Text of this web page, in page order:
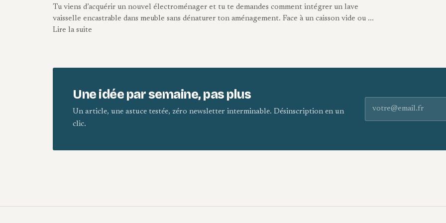
Tu viens d’acquérir un nouvel électroménager et tu te demandes comment intégrer un lave
vaisselle encastrable dans meuble sans dénaturer ton aménagement. Face à un caisson vide ou ...
Lire la suite
Une idée par semaine, pas plus
Un article, une astuce testée, zéro newsletter interminable. Désinscription en un
clic.
Adresse e-mail